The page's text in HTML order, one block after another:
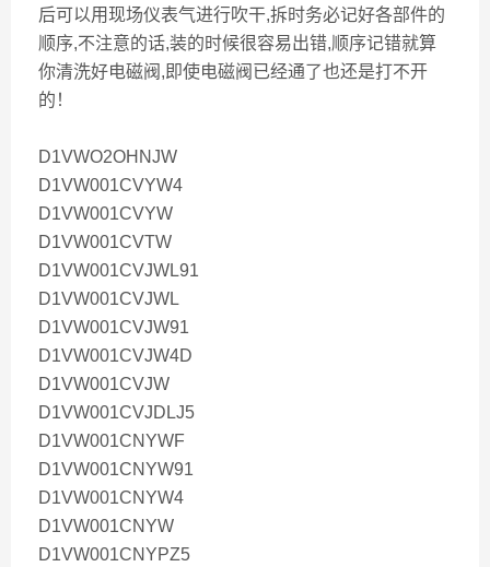
后可以用现场仪表气进行吹干,拆时务必记好各部件的
顺序,不注意的话,装的时候很容易出错,顺序记错就算
你清洗好电磁阀,即使电磁阀已经通了也还是打不开
的！
D1VWO2OHNJW
D1VW001CVYW4
D1VW001CVYW
D1VW001CVTW
D1VW001CVJWL91
D1VW001CVJWL
D1VW001CVJW91
D1VW001CVJW4D
D1VW001CVJW
D1VW001CVJDLJ5
D1VW001CNYWF
D1VW001CNYW91
D1VW001CNYW4
D1VW001CNYW
D1VW001CNYPZ5